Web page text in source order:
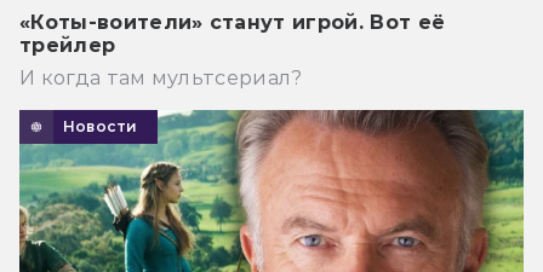
«Коты-воители» станут игрой. Вот её
трейлер
И когда там мультсериал?
Новости